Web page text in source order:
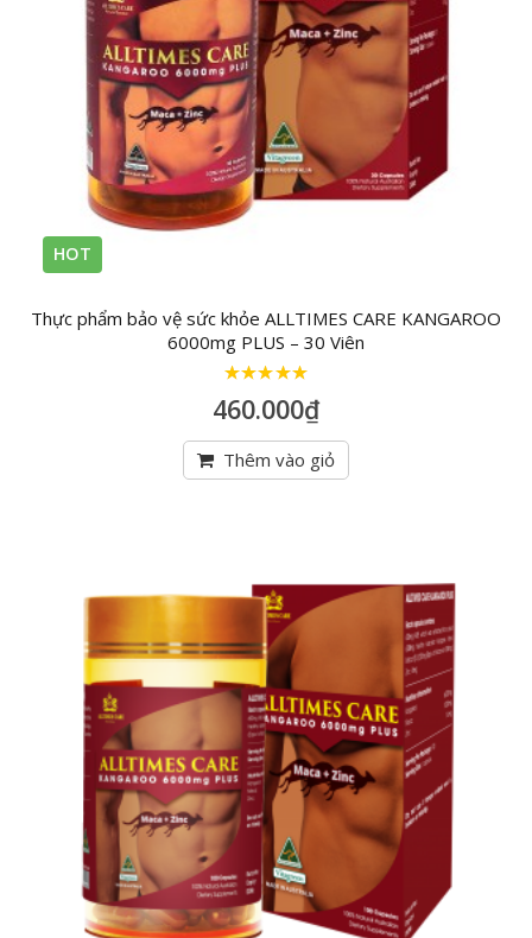
HOT
Thực phẩm bảo vệ sức khỏe ALLTIMES CARE KANGAROO
6000mg PLUS – 30 Viên
460.000₫
Thêm vào giỏ